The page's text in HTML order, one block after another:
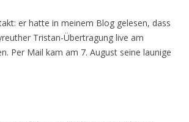
er hatte in meinem Blog gelesen, dass
Tristan-Übertragung live am
Per Mail kam am 7. August seine launige